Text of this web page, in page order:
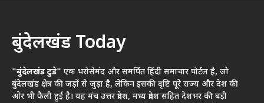
बुंदेलखंड Today
"बुंदेलखंड टुडे" एक भरोसेमंद और समर्पित हिंदी समाचार पोर्टल है, जो
बुंदेलखंड क्षेत्र की जड़ों से जुड़ा है, लेकिन इसकी दृष्टि पूरे राज्य और देश की
ओर भी फैली हुई है। यह मंच उत्तर प्रदेश, मध्य प्रदेश सहित देशभर की बड़ी